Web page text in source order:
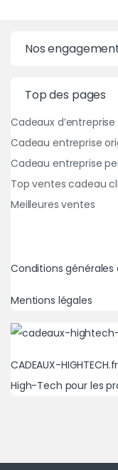
Nos
Top des pages
Cadeaux d’entreprise
Cadeau entreprise
Cadeau entreprise
Top ventes cadeau
Meilleures ventes
Conditions générales
Mentions légales
CADEAUX-
High-Tech pour les